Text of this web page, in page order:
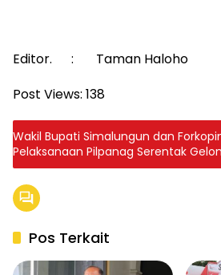
Editor. : Taman Haloho
Post Views: 138
Wakil Bupati Simalungun dan
Pelaksanaan Pilpanag Serentak
Pos Terkait